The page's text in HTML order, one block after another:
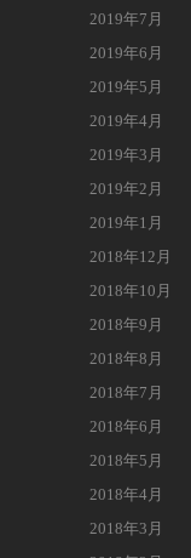
2019年7月
2019年6月
2019年5月
2019年4月
2019年3月
2019年2月
2019年1月
2018年12月
2018年10月
2018年9月
2018年8月
2018年7月
2018年6月
2018年5月
2018年4月
2018年3月